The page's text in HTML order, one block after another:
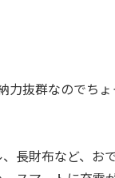
抜群なのでち
長財布など、お